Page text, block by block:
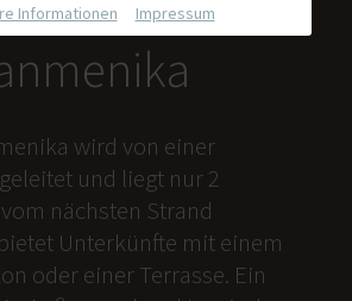
wird von einer
und liegt nur 2
nächsten Strand
Unterkünfte mit einem
oder einer Terrasse. Ein
Informationen Impressum